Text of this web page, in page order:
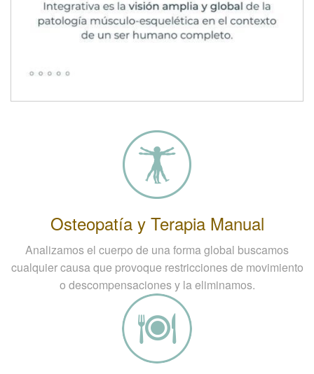
Osteopatía y Terapia Manual
Analizamos el cuerpo de una forma global buscamos
cualquier causa que provoque restricciones de movimiento
o descompensaciones y la eliminamos.